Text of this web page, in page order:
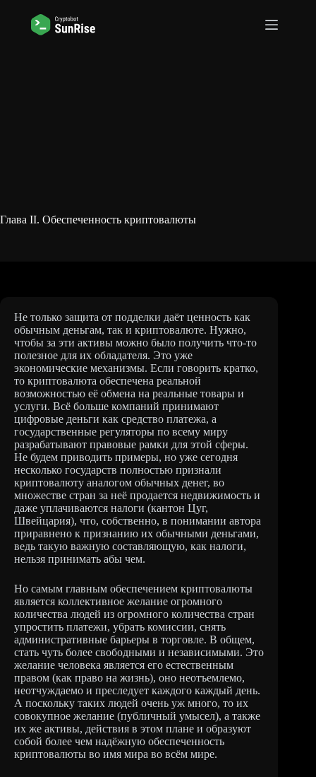
Глава II. Обеспеченность криптовалюты
Не только защита от подделки даёт ценность как
обычным деньгам, так и криптовалюте. Нужно,
чтобы за эти активы можно было получить что-то
полезное для их обладателя. Это уже
экономические механизмы. Если говорить кратко,
то криптовалюта обеспечена реальной
возможностью её обмена на реальные товары и
услуги. Всё больше компаний принимают
цифровые деньги как средство платежа, а
государственные регуляторы по всему миру
разрабатывают правовые рамки для этой сферы.
Не будем приводить примеры, но уже сегодня
несколько государств полностью признали
криптовалюту аналогом обычных денег, во
множестве стран за неё продается недвижимость и
даже уплачиваются налоги (кантон Цуг,
Швейцария), что, собственно, в понимании автора
приравнено к признанию их обычными деньгами,
ведь такую важную составляющую, как налоги,
нельзя принимать абы чем.
Но самым главным обеспечением криптовалюты
является коллективное желание огромного
количества людей из огромного количества стран
упростить платежи, убрать комиссии, снять
административные барьеры в торговле. В общем,
стать чуть более свободными и независимыми. Это
желание человека является его естественным
правом (как право на жизнь), оно неотъемлемо,
неотчуждаемо и преследует каждого каждый день.
А поскольку таких людей очень уж много, то их
совокупное желание (публичный умысел), а также
их же активы, действия в этом плане и образуют
собой более чем надёжную обеспеченность
криптовалюты во имя мира во всём мире.